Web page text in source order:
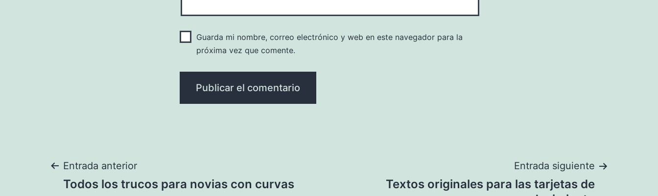
Guarda mi nombre, correo electrónico y web en este navegador para la
próxima vez que comente.
Navegación
Entrada anterior
Todos los trucos para novias con curvas
Entrada siguiente
Textos originales para las tarjetas de